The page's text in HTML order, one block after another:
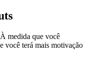
medida que você
você terá mais motivação